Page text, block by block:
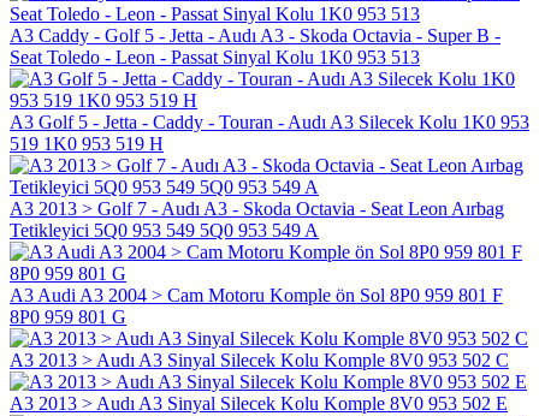
A3 Caddy - Golf 5 - Jetta - Audı A3 - Skoda Octavia - Super B -
Seat Toledo - Leon - Passat Sinyal Kolu 1K0 953 513
A3 Golf 5 - Jetta - Caddy - Touran - Audı A3 Silecek Kolu 1K0 953
519 1K0 953 519 H
A3 2013 > Golf 7 - Audı A3 - Skoda Octavia - Seat Leon Aırbag
Tetikleyici 5Q0 953 549 5Q0 953 549 A
A3 Audi A3 2004 > Cam Motoru Komple ön Sol 8P0 959 801 F
8P0 959 801 G
A3 2013 > Audı A3 Sinyal Silecek Kolu Komple 8V0 953 502 C
A3 2013 > Audı A3 Sinyal Silecek Kolu Komple 8V0 953 502 E